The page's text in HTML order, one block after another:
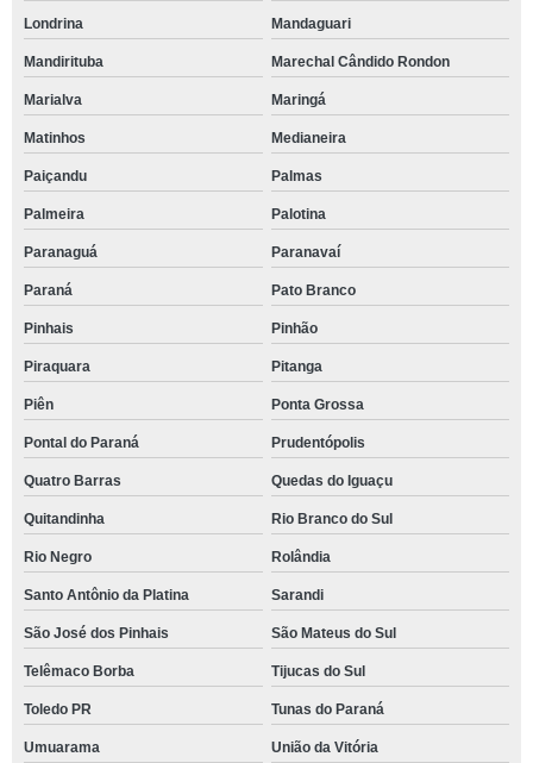
Londrina Mandaguari
Mandirituba Marechal Cândido Rondon
Marialva Maringá
Matinhos Medianeira
Paiçandu Palmas
Palmeira Palotina
Paranaguá Paranavaí
Paraná Pato Branco
Pinhais Pinhão
Piraquara Pitanga
Piên Ponta Grossa
Pontal do Paraná Prudentópolis
Quatro Barras Quedas do Iguaçu
Quitandinha Rio Branco do Sul
Rio Negro Rolândia
Santo Antônio da Platina Sarandi
São José dos Pinhais São Mateus do Sul
Telêmaco Borba Tijucas do Sul
Toledo PR Tunas do Paraná
Umuarama
União da Vitória